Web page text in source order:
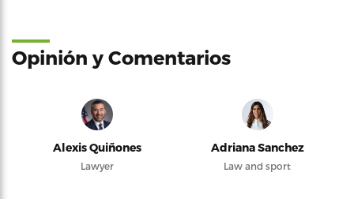
Opinión y Comentarios
Alexis Quiñones
Lawyer
Adriana Sanchez
Law and sport